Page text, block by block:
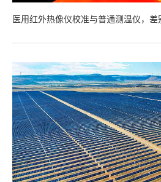
医用红外热像仪校准与普通测温仪，差